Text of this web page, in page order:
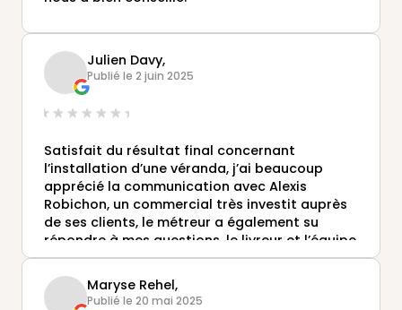
Julien Davy,
Publié le 2 juin 2025
Satisfait du résultat final concernant
l’installation d’une véranda, j’ai beaucoup
apprécié la communication avec Alexis
Robichon, un commercial très investit auprès
de ses clients, le métreur a également su
répondre à mes questions, le livreur et l’équipe
de pose ont été professionnel aussi n’hésitant
pas à communiquer par téléphone avant
d’intervenir. Je recommande cette agence!
Maryse Rehel,
Publié le 20 mai 2025